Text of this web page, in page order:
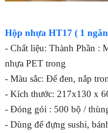
Hộp nhựa HT17 ( 1
- Chất liệu: Thành Phần :
nhựa PET trong
- Màu sắc: Đế đen, nắp
- Kích thước: 217x130 x
- Đóng gói : 500 bộ /
- Dùng để đựng sushi,